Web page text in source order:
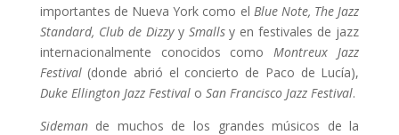
importantes de Nueva York como el Blue Note, The Jazz
Standard, Club de Dizzyy Smallsy en festivales de jazz
internacionalmente conocidos comoMontreux Jazz
Festival(donde abrió el concierto de Paco de Lucía),
Duke Ellington Jazz Festival o San Francisco Jazz Festival.
Sideman de muchos de los grandes músicos de la